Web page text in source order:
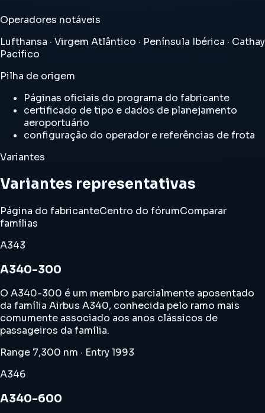
Operadores notáveis
Lufthansa · Virgem Atlântico · Península Ibérica · Cathay
Pacífico
Pilha de origem
Páginas oficiais do programa do fabricante
certificado de tipo e dados de planejamento
aeroportuário
configuração do operador e referências de frota
Variantes
Variantes representativas
Página do fabricanteCentro do fórumComparar
famílias
A343
A340-300
O A340-300 é um membro parcialmente aposentado
da família Airbus A340, conhecida pelo ramo mais
comumente associado aos anos clássicos de
passageiros da família.
Range 7,300 nm · Entry 1993
A346
A340-600